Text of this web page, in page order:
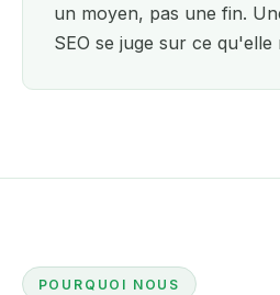
un moyen, pas une fin.
SEO se juge sur ce qu'elle
POURQUOI NOUS